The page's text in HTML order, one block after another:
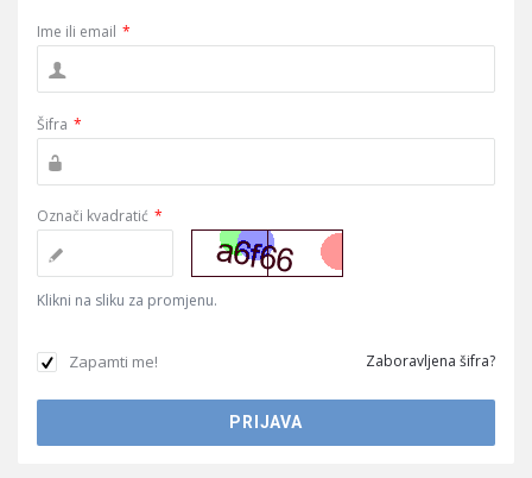
Ime ili email *
Šifra *
Označi kvadratić *
Klikni na sliku za promjenu.
Zapamti me! Zaboravljena šifra?